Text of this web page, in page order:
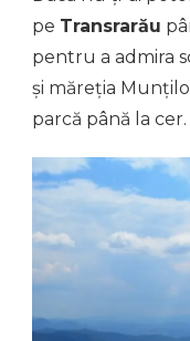
pe Transrarău
pentru a admira
și măreția
parcă până la cer.